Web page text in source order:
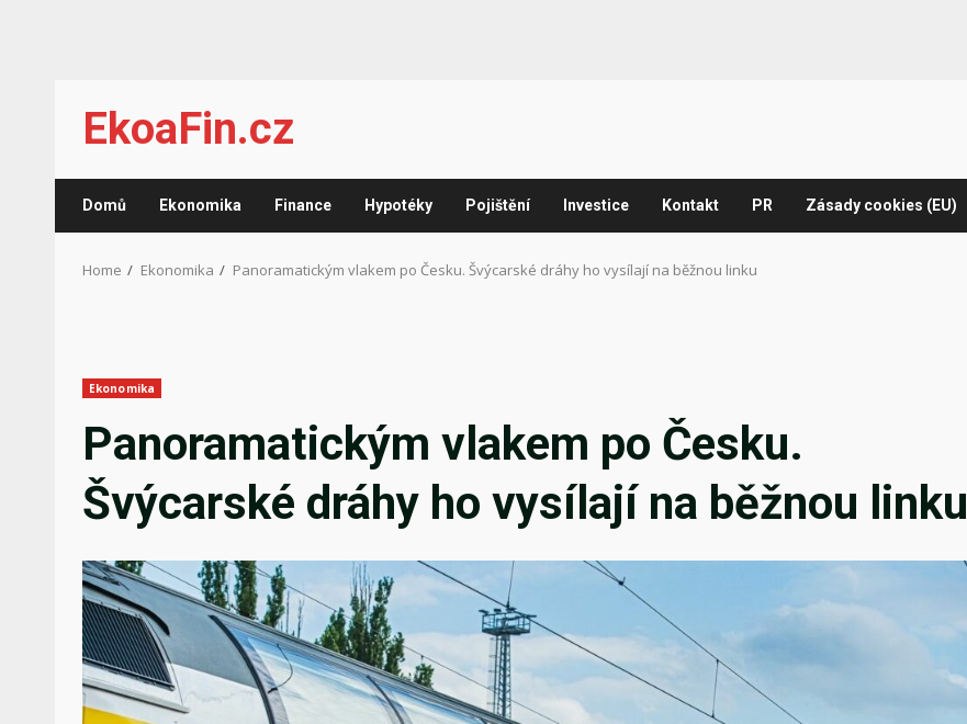
content
EkoaFin.cz
Domů Ekonomika Finance Hypotéky Pojištění Investice Kontakt PR Zásady cookies (EU)
Home Ekonomika Panoramatickým vlakem po Česku. Švýcarské dráhy ho vysílají na běžnou linku
Ekonomika
Panoramatickým vlakem po Česku.
Švýcarské dráhy ho vysílají na běžnou linku